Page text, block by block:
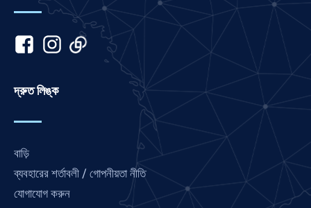
দ্রুত লিঙ্ক
বাড়ি
ব্যবহারের শর্তাবলী / গোপনীয়তা নীতি
যোগাযোগ করুন
French
Japanese